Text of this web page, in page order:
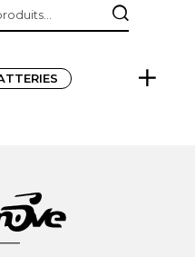
PADS